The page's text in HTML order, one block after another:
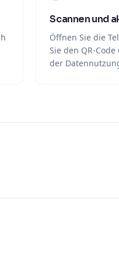
Scannen und
Öffnen Sie die
Sie den QR-
der